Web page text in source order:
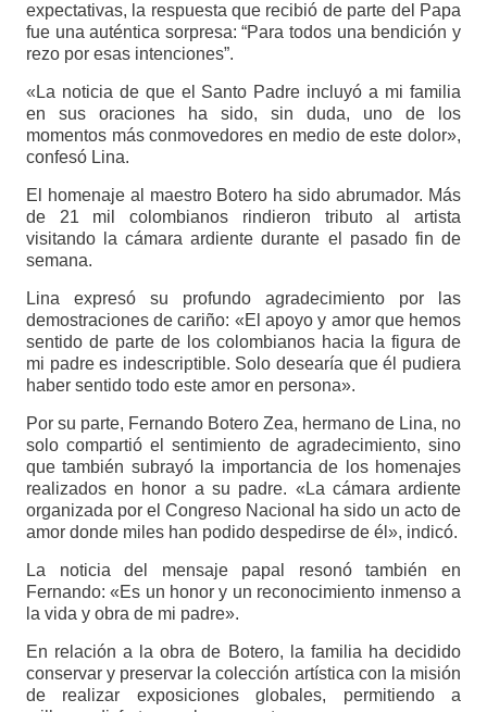
expectativas, la respuesta que recibió de parte del Papa
fue una auténtica sorpresa: “Para todos una bendición y
rezo por esas intenciones”.
«La noticia de que el Santo Padre incluyó a mi familia
en sus oraciones ha sido, sin duda, uno de los
momentos más conmovedores en medio de este dolor»,
confesó Lina.
El homenaje al maestro Botero ha sido abrumador. Más
de 21 mil colombianos rindieron tributo al artista
visitando la cámara ardiente durante el pasado fin de
semana.
Lina expresó su profundo agradecimiento por las
demostraciones de cariño: «El apoyo y amor que hemos
sentido de parte de los colombianos hacia la figura de
mi padre es indescriptible. Solo desearía que él pudiera
haber sentido todo este amor en persona».
Por su parte, Fernando Botero Zea, hermano de Lina, no
solo compartió el sentimiento de agradecimiento, sino
que también subrayó la importancia de los homenajes
realizados en honor a su padre. «La cámara ardiente
organizada por el Congreso Nacional ha sido un acto de
amor donde miles han podido despedirse de él», indicó.
La noticia del mensaje papal resonó también en
Fernando: «Es un honor y un reconocimiento inmenso a
la vida y obra de mi padre».
En relación a la obra de Botero, la familia ha decidido
conservar y preservar la colección artística con la misión
de realizar exposiciones globales, permitiendo a